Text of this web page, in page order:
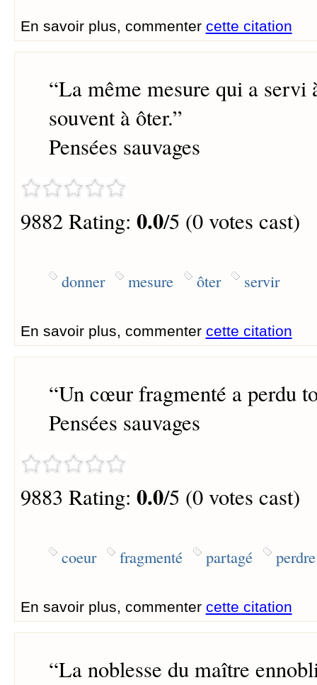
En savoir plus, commenter cette citation
“La même mesure qui a servi
souvent à ôter.”
Pensées sauvages
9882 Rating: 0.0/5 (0 votes cast)
donner mesure ôter servir
En savoir plus, commenter cette citation
“Un cœur fragmenté a perdu
Pensées sauvages
9883 Rating: 0.0/5 (0 votes cast)
coeur fragmenté partagé
En savoir plus, commenter cette citation
“La noblesse du maître